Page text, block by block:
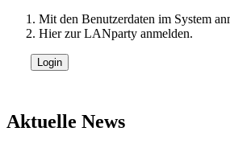
Mit den Benutzerdaten im System
Hier zur LANparty anmelden.
Aktuelle News